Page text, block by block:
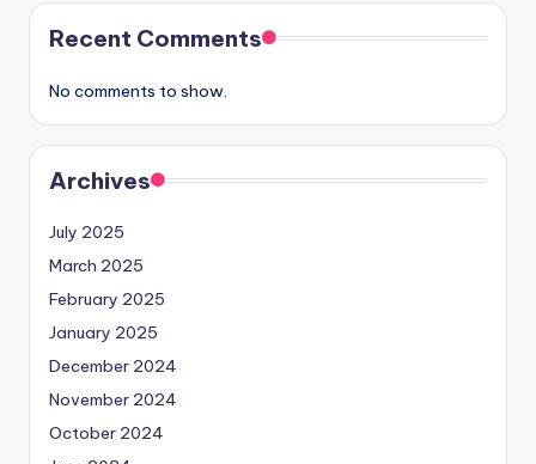
Recent Comments
No comments to show.
Archives
July 2025
March 2025
February 2025
January 2025
December 2024
November 2024
October 2024